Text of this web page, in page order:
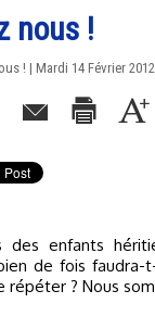
nous !
! | Mardi 14 Février 2012
de fois faudra-
? Nous